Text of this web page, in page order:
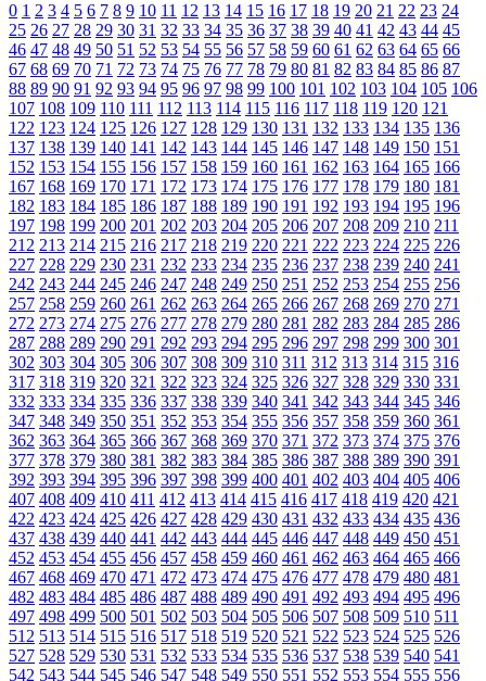
0 1 2 3 4 5 6 7 8 9 10 11 12 13 14 15 16 17 18 19 20 21 22 23 24
25 26 27 28 29 30 31 32 33 34 35 36 37 38 39 40 41 42 43 44 45
46 47 48 49 50 51 52 53 54 55 56 57 58 59 60 61 62 63 64 65 66
67 68 69 70 71 72 73 74 75 76 77 78 79 80 81 82 83 84 85 86 87
88 89 90 91 92 93 94 95 96 97 98 99 100 101 102 103 104 105 106
107 108 109 110 111 112 113 114 115 116 117 118 119 120 121
122 123 124 125 126 127 128 129 130 131 132 133 134 135 136
137 138 139 140 141 142 143 144 145 146 147 148 149 150 151
152 153 154 155 156 157 158 159 160 161 162 163 164 165 166
167 168 169 170 171 172 173 174 175 176 177 178 179 180 181
182 183 184 185 186 187 188 189 190 191 192 193 194 195 196
197 198 199 200 201 202 203 204 205 206 207 208 209 210 211
212 213 214 215 216 217 218 219 220 221 222 223 224 225 226
227 228 229 230 231 232 233 234 235 236 237 238 239 240 241
242 243 244 245 246 247 248 249 250 251 252 253 254 255 256
257 258 259 260 261 262 263 264 265 266 267 268 269 270 271
272 273 274 275 276 277 278 279 280 281 282 283 284 285 286
287 288 289 290 291 292 293 294 295 296 297 298 299 300 301
302 303 304 305 306 307 308 309 310 311 312 313 314 315 316
317 318 319 320 321 322 323 324 325 326 327 328 329 330 331
332 333 334 335 336 337 338 339 340 341 342 343 344 345 346
347 348 349 350 351 352 353 354 355 356 357 358 359 360 361
362 363 364 365 366 367 368 369 370 371 372 373 374 375 376
377 378 379 380 381 382 383 384 385 386 387 388 389 390 391
392 393 394 395 396 397 398 399 400 401 402 403 404 405 406
407 408 409 410 411 412 413 414 415 416 417 418 419 420 421
422 423 424 425 426 427 428 429 430 431 432 433 434 435 436
437 438 439 440 441 442 443 444 445 446 447 448 449 450 451
452 453 454 455 456 457 458 459 460 461 462 463 464 465 466
467 468 469 470 471 472 473 474 475 476 477 478 479 480 481
482 483 484 485 486 487 488 489 490 491 492 493 494 495 496
497 498 499 500 501 502 503 504 505 506 507 508 509 510 511
512 513 514 515 516 517 518 519 520 521 522 523 524 525 526
527 528 529 530 531 532 533 534 535 536 537 538 539 540 541
542 543 544 545 546 547 548 549 550 551 552 553 554 555 556